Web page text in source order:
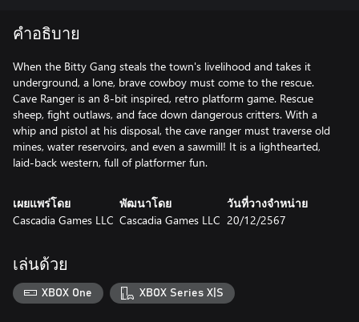
คำอธิบาย
When the Bitty Gang steals the town's livelihood and takes it
underground, a lone, brave cowboy must come to the rescue.
Cave Ranger is an 8-bit inspired, retro platform game. Rescue
sheep, fight outlaws, and face down dangerous critters. With a
whip and pistol at his disposal, the cave ranger must traverse old
mines, water reservoirs, and even a sawmill! It is a lighthearted,
laid-back western, full of platformer fun.
เผยแพร่โดย
Cascadia Games LLC
พัฒนาโดย
Cascadia Games LLC
วันที่วางจำหน่าย
20/12/2567
เล่นด้วย
XBOX One XBOX Series X|S